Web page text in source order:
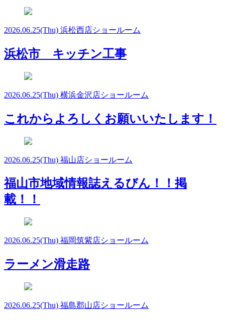
2026.06.25(Thu) 浜松西店ショールーム
浜松市 キッチン工事
2026.06.25(Thu) 横浜金沢店ショールーム
これからよろしくお願いいたします！
2026.06.25(Thu) 福山店ショールーム
福山市地域情報誌えるびん！！掲
載！！
2026.06.25(Thu) 福岡筑紫店ショールーム
ラーメン滑走路
2026.06.25(Thu) 福島郡山店ショールーム